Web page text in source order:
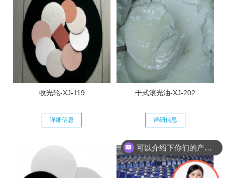
收光轮-XJ-119
详细信息
干式滚光油-XJ-202
详细信息
可以介绍下你们的产品么
你们的产品可以定制吗？